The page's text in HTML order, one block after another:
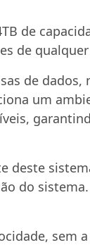
de
de
de dados,
um
deste
do
sem